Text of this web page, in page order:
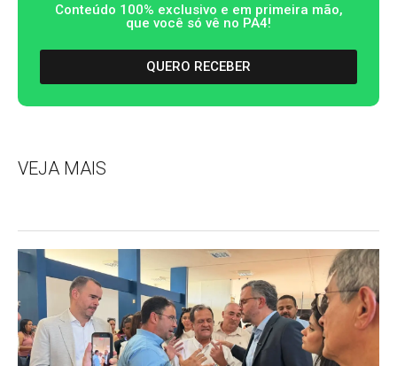
Conteúdo 100% exclusivo e em primeira mão,
que você só vê no PA4!
QUERO RECEBER
VEJA MAIS